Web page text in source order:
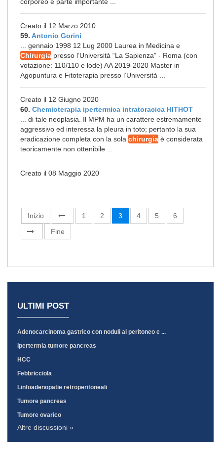
Creato il 12 Marzo 2010
59. Antonio Gorini
... gennaio 1998 12 Lug 2000 Laurea in Medicina e
Chirurgia presso l’Università “La Sapienza” - Roma (con
votazione: 110/110 e lode) AA 2019-2020 Master in
Agopuntura e Fitoterapia presso l’Università ...
Creato il 12 Giugno 2020
60. Chemioterapia ipertermica intratoracica HITHOT
... di tale neoplasia. Il MPM ha un carattere estremamente
aggressivo ed interessa la pleura in toto; pertanto la sua
eradicazione completa con la sola chirurgia è considerata
teoricamente non ottenibile ...
Creato il 08 Maggio 2020
Inizio 1 2 3 4 5
6
Fine
ULTIMI POST
Adenocarcinoma gastrico con noduli al peritoneo e ...
Ipertermia tumore pancreas
HCC
Febbricciola
Linfoadenopatie retroperitoneali
Tumore pancreas
Tumore ovarico
Altre discussioni »